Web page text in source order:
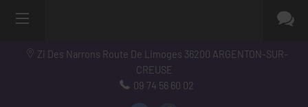
Zi Des Narrons Route De Limoges 36200 ARGENTON-SUR-
CREUSE
09 74 56 60 02